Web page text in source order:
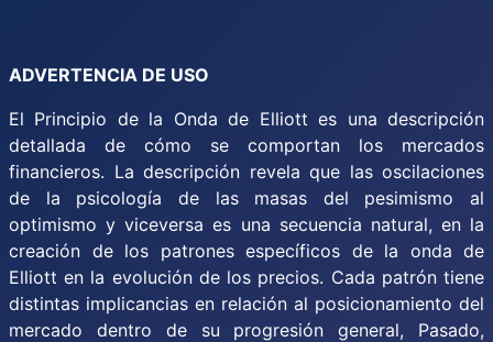
ADVERTENCIA DE USO
El Principio de la Onda de Elliott es una descripción
detallada de cómo se comportan los mercados
financieros. La descripción revela que las oscilaciones
de la psicología de las masas del pesimismo al
optimismo y viceversa es una secuencia natural, en la
creación de los patrones específicos de la onda de
Elliott en la evolución de los precios. Cada patrón tiene
distintas implicancias en relación al posicionamiento del
mercado dentro de su progresión general, Pasado,